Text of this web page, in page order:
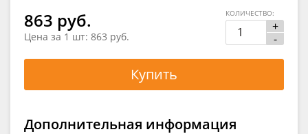
863 руб.
Цена за 1 шт: 863 руб.
+
-
КОЛИЧЕСТВО:
Купить
Дополнительная информация